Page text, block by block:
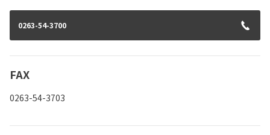
0263-54-3700
FAX
0263-54-3703